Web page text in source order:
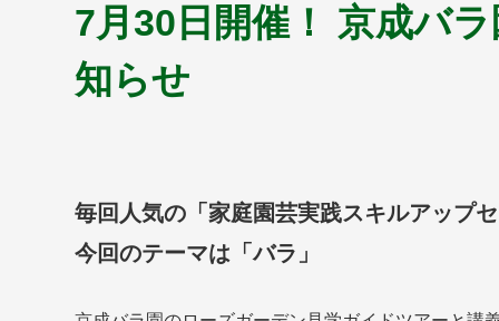
7月30日開催！ 京成バ
知らせ
毎回人気の「家庭園芸実践スキルアップ
今回のテーマは「バラ」